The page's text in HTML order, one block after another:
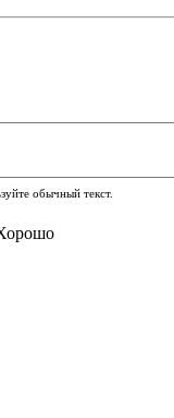
обычный текст.